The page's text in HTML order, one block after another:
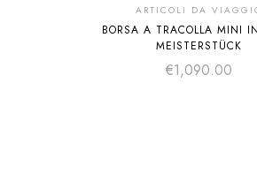
ARTICOLI DA
BORSA A TRACOLLA MINI
MEISTERSTÜCK
€1,090.00